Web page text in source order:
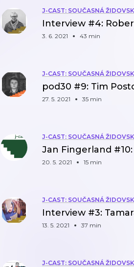
J-CAST: SOUČASNÁ
Interview #4:
3. 6. 2021 43 min
J-CAST: SOUČASNÁ
pod30 #9: Tim
27. 5. 2021 35 min
J-CAST: SOUČASNÁ
Jan Fingerland
20. 5. 2021 15 min
J-CAST: SOUČASNÁ
Interview #3:
13. 5. 2021 37 min
J-CAST: SOUČASNÁ